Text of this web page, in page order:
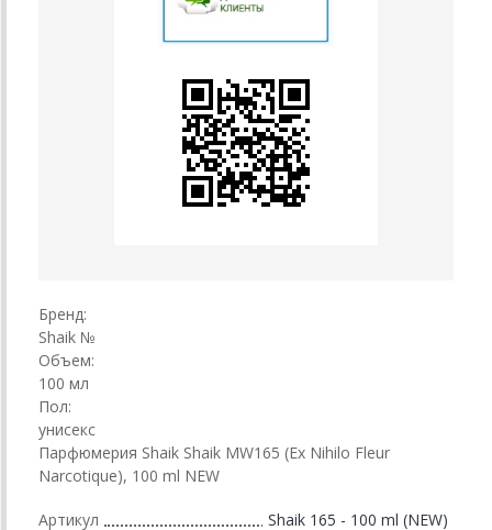
Бренд:
Shaik №
Объем:
100 мл
Пол:
унисекс
Парфюмерия Shaik Shaik MW165 (Ex Nihilo Fleur
Narcotique), 100 ml NEW
Артикул Shaik 165 - 100 ml (NEW)